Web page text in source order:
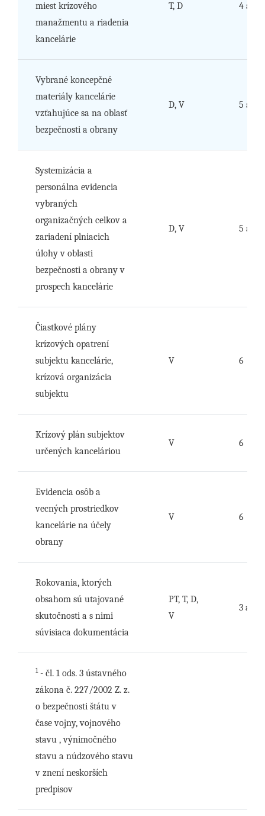
miest krízového
manažmentu a riadenia
kancelárie
T, D 4 a 5
Vybrané koncepčné
materiály kancelárie
vzťahujúce sa na oblasť
bezpečnosti a obrany
D, V 5 a 6
Systemizácia a
personálna evidencia
vybraných
organizačných celkov a
zariadení plniacich
úlohy v oblasti
bezpečnosti a obrany v
prospech kancelárie
D, V 5 a 6
Čiastkové plány
krízových opatrení
subjektu kancelárie,
krízová organizácia
subjektu
V 6
Krízový plán subjektov
určených kanceláriou
V 6
Evidencia osôb a
vecných prostriedkov
kancelárie na účely
obrany
V 6
Rokovania, ktorých
obsahom sú utajované
skutočnosti a s nimi
súvisiaca dokumentácia
PT, T, D,
V
3 až 6
1- čl. 1 ods. 3 ústavného
zákona č. 227/2002 Z. z.
o bezpečnosti štátu v
čase vojny, vojnového
stavu , výnimočného
stavu a núdzového stavu
v znení neskorších
predpisov